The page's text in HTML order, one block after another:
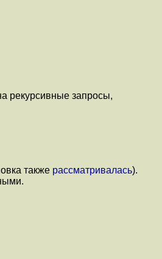
рекурсивные запросы,
также рассматривалась).